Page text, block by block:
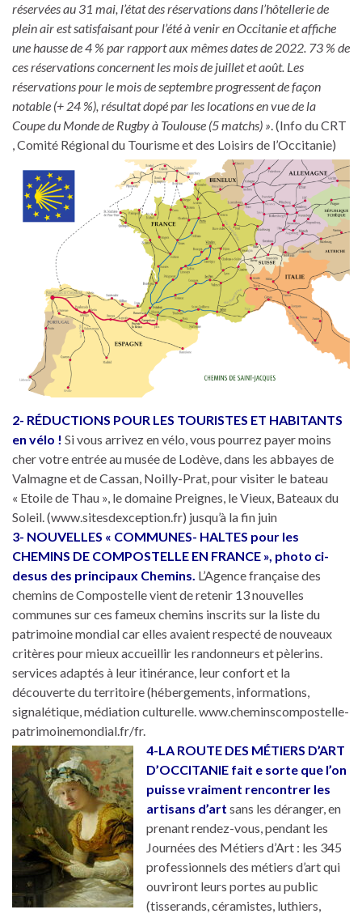
réservées au 31 mai, l’état des réservations dans l’hôtellerie de
plein air est satisfaisant pour l’été à venir en Occitanie et affiche
une hausse de 4 % par rapport aux mêmes dates de 2022. 73 % de
ces réservations concernent les mois de juillet et août. Les
réservations pour le mois de septembre progressent de façon
notable (+ 24 %), résultat dopé par les locations en vue de la
Coupe du Monde de Rugby à Toulouse (5 matchs) » . (Info du CRT
, Comité Régional du Tourisme et des Loisirs de l’Occitanie)
2- RÉDUCTIONS POUR LES TOURISTES ET HABITANTS
en vélo ! Si vous arrivez en vélo, vous pourrez payer moins
cher votre entrée au musée de Lodève, dans les abbayes de
Valmagne et de Cassan, Noilly-Prat, pour visiter le bateau
« Etoile de Thau », le domaine Preignes, le Vieux, Bateaux du
Soleil. (www.sitesdexception.fr) jusqu’à la fin juin
3- NOUVELLES « COMMUNES- HALTES pour les
CHEMINS DE COMPOSTELLE EN FRANCE », photo ci-
desus des principaux Chemins. L’Agence française des
chemins de Compostelle vient de retenir 13 nouvelles
communes sur ces fameux chemins inscrits sur la liste du
patrimoine mondial car elles avaient respecté de nouveaux
critères pour mieux accueillir les randonneurs et pèlerins.
services adaptés à leur itinérance, leur confort et la
découverte du territoire (hébergements, informations,
signalétique, médiation culturelle. www.cheminscompostelle-
patrimoinemondial.fr/fr.
4-LA ROUTE DES MÉTIERS D’ART
D’OCCITANIE fait e sorte que l’on
puisse vraiment rencontrer les
artisans d’art sans les déranger, en
prenant rendez-vous, pendant les
Journées des Métiers d’Art : les 345
professionnels des métiers d’art qui
ouvriront leurs portes au public
(tisserands, céramistes, luthiers,